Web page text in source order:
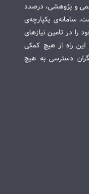
و پژوهشی، درصدد
سامانه‌ی یکپارچه‌ی
را در تامین نیازهای
راه از هیچ کمکی
دسترسی به هیچ